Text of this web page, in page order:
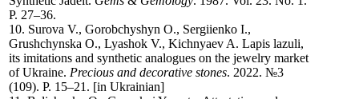
P. 27–36.
10. Surova V., Gorobchyshyn О., Sergiienko I.,
Grushchynska O., Lyashok V., Kichnyaev A. Lapis lazuli,
its imitations and synthetic analogues on the jewelry market
of Ukraine. Precious and decorative stones. 2022. №3
(109). P. 15–21. [in Ukrainian]